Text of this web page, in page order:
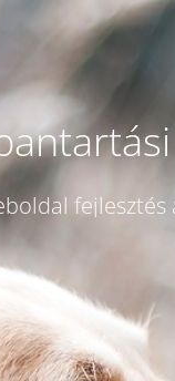
fejlesztés